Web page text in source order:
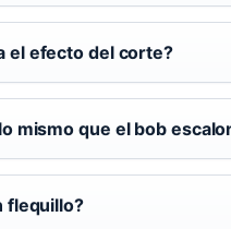
el efecto del corte?
mismo que el bob
flequillo?